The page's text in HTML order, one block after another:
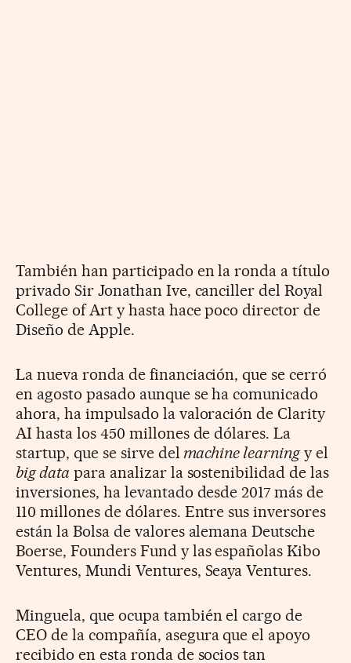
También han participado en la ronda a título
privado Sir Jonathan Ive, canciller del Royal
College of Art y hasta hace poco director de
Diseño de Apple.
La nueva ronda de financiación, que se cerró
en agosto pasado aunque se ha comunicado
ahora, ha impulsado la valoración de Clarity
AI hasta los 450 millones de dólares. La
startup, que se sirve del machine learningy el
big data para analizar la sostenibilidad de las
inversiones, ha levantado desde 2017 más de
110 millones de dólares. Entre sus inversores
están la Bolsa de valores alemana Deutsche
Boerse, Founders Fund y las españolas Kibo
Ventures, Mundi Ventures, Seaya Ventures.
Minguela, que ocupa también el cargo de
CEO de la compañía, asegura que el apoyo
recibido en esta ronda de socios tan